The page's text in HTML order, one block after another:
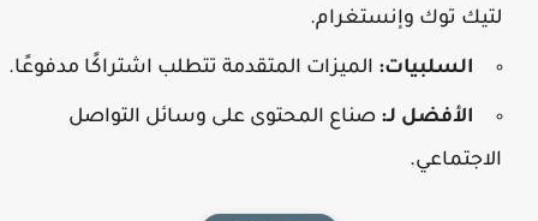
لتيك توك وإنستغرام.
السلبيات:الميزات المتقدمة تتطلب اشتراكًا مدفوعًا.
الأفضل لـ: صناع المحتوى على وسائل التواصل
الاجتماعي.